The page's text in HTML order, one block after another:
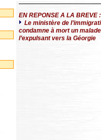
EN REPONSE A LA BREVE :
Le ministère de
condamne à mort un
l’expulsant vers la Géorgie